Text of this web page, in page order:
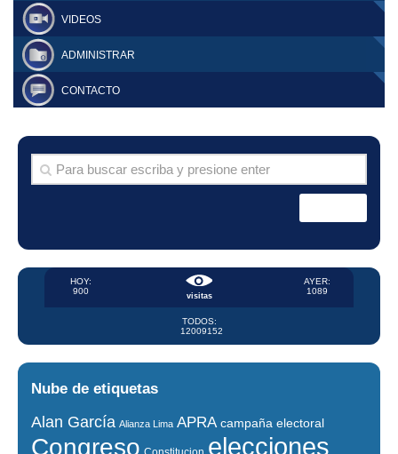
VIDEOS
ADMINISTRAR
CONTACTO
visitas
HOY:
900
AYER:
1089
TODOS:
12009152
Nube de etiquetas
Alan García Alianza Lima APRA campaña electoral
Congreso elecciones